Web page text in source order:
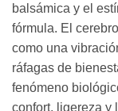
balsámica y el
fórmula. El
como una
ráfagas de
fenómeno
confort, ligereza y